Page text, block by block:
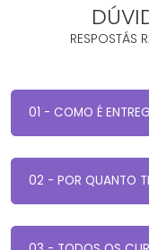
RESPOSTÁS
01 - COMO É
02 - POR QUANTO